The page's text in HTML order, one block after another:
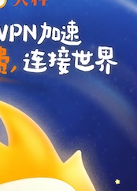
支持[0] 反对[0]
支持[0] 反对[0]